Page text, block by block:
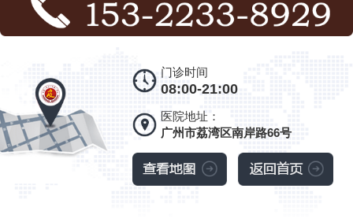
门诊时间
08:00-21:00
医院地址：
广州市荔湾区南岸路66号